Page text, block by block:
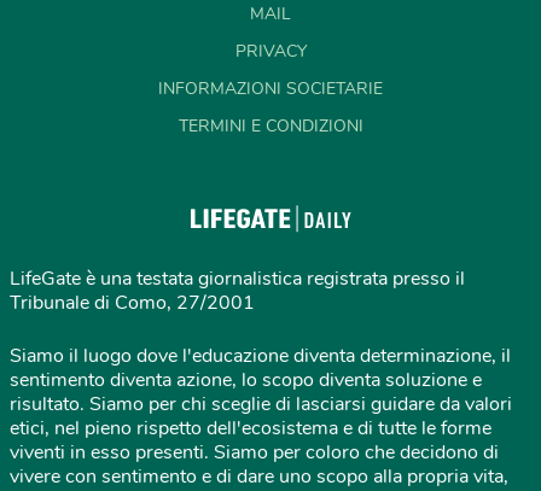
MAIL
PRIVACY
INFORMAZIONI SOCIETARIE
TERMINI E CONDIZIONI
LifeGate è una testata giornalistica registrata presso il
Tribunale di Como, 27/2001
Siamo il luogo dove l'educazione diventa determinazione, il
sentimento diventa azione, lo scopo diventa soluzione e
risultato. Siamo per chi sceglie di lasciarsi guidare da valori
etici, nel pieno rispetto dell'ecosistema e di tutte le forme
viventi in esso presenti. Siamo per coloro che decidono di
vivere con sentimento e di dare uno scopo alla propria vita,